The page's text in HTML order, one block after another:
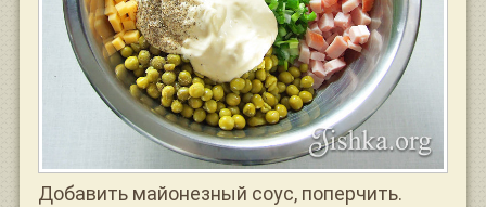
Добавить майонезный соус, поперчить.